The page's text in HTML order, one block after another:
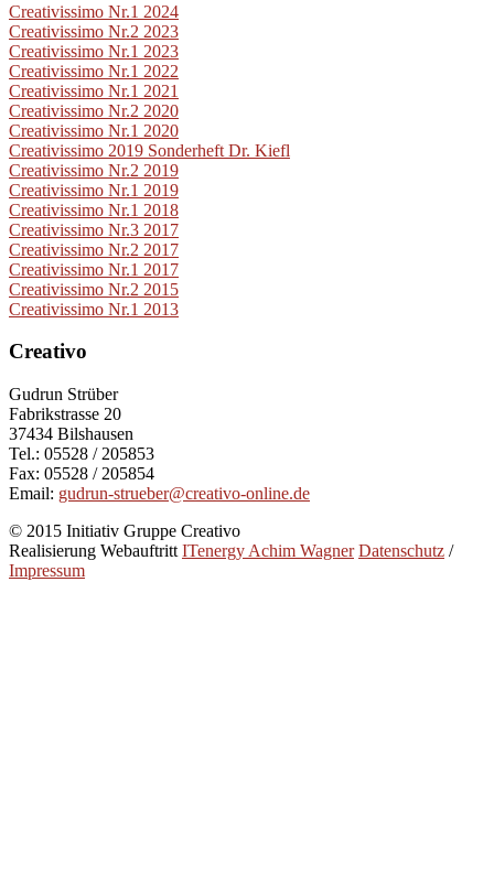
Creativissimo Nr.1 2024
Creativissimo Nr.2 2023
Creativissimo Nr.1 2023
Creativissimo Nr.1 2022
Creativissimo Nr.1 2021
Creativissimo Nr.2 2020
Creativissimo Nr.1 2020
Creativissimo 2019 Sonderheft Dr. Kiefl
Creativissimo Nr.2 2019
Creativissimo Nr.1 2019
Creativissimo Nr.1 2018
Creativissimo Nr.3 2017
Creativissimo Nr.2 2017
Creativissimo Nr.1 2017
Creativissimo Nr.2 2015
Creativissimo Nr.1 2013
Creativo
Gudrun Strüber
Fabrikstrasse 20
37434 Bilshausen
Tel.: 05528 / 205853
Fax: 05528 / 205854
Email: gudrun-strueber@creativo-online.de
© 2015 Initiativ Gruppe Creativo
Realisierung Webauftritt ITenergy Achim Wagner Datenschutz /
Impressum